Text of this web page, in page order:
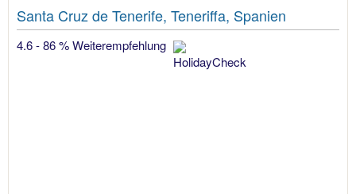
Santa Cruz de Tenerife, Teneriffa, Spanien
4.6 - 86 % Weiterempfehlung